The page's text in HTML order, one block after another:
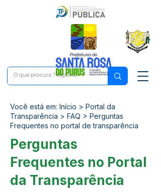
Você está em: Início > Portal da
Transparência > FAQ > Perguntas
Frequentes no portal de transparência
Perguntas
Frequentes no Portal
da Transparência